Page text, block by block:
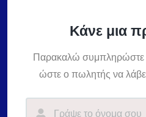
Κάνε μια
Παρακαλώ συμπληρώστε
ώστε ο πωλητής να